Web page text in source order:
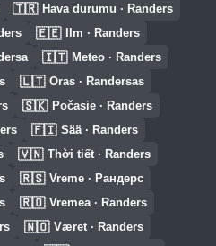
🇹🇷 Hava durumu · Randers
🇪🇪 Ilm · Randers
🇮🇹 Meteo · Randers
🇱🇹 Oras · Randersas
🇸🇰 Počasie · Randers
🇫🇮 Sää · Randers
🇻🇳 Thời tiết · Randers
🇷🇸 Vreme · Рандерс
🇷🇴 Vremea · Randers
🇳🇴 Været · Randers